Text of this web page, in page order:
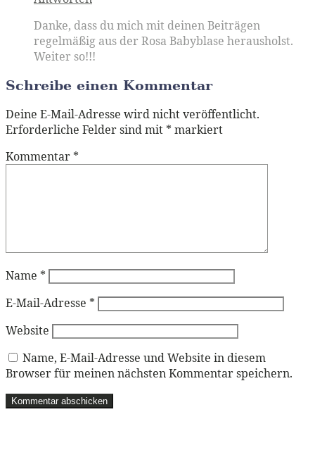
Danke, dass du mich mit deinen Beiträgen
regelmäßig aus der Rosa Babyblase herausholst.
Weiter so!!!
Schreibe einen Kommentar
Deine E-Mail-Adresse wird nicht veröffentlicht.
Erforderliche Felder sind mit * markiert
Kommentar *
Name *
E-Mail-Adresse *
Website
Name, E-Mail-Adresse und Website in diesem
Browser für meinen nächsten Kommentar speichern.